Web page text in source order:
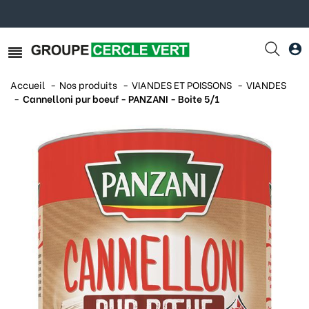
Accueil Nos produits VIANDES ET POISSONS
VIANDES
Cannelloni pur boeuf - PANZANI - Boite 5/1